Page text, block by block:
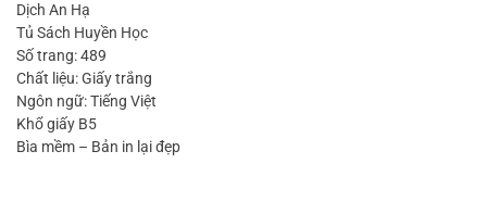
Dịch An Hạ
Tủ Sách Huyền Học
Số trang: 489
Chất liệu: Giấy trắng
Ngôn ngữ: Tiếng Việt
Khổ giấy B5
Bìa mềm – Bản in lại đẹp